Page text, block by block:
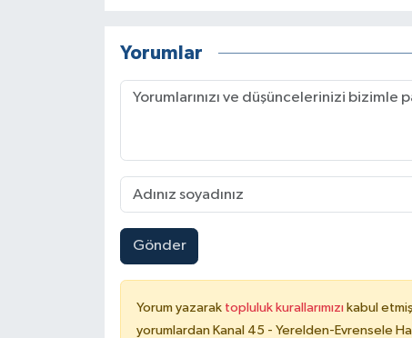
Yorumlar
Gönder
Yorum yazarak topluluk kurallarımızı kabul
yorumlardan Kanal 45 - Yerelden-Evrensele